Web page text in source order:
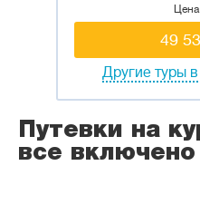
Другие туры в
49
Путевки на
все